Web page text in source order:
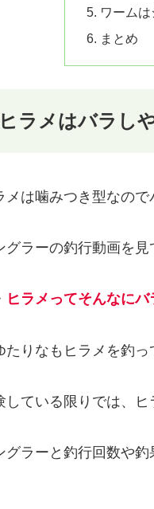
ワーム
まとめ
ラメはバラし
メは噛みつき型なので
グラーの釣行動画を
ヒラメってそんなに
たりなもヒラメを釣
している限りでは、ヒ
グラーと釣行回数や